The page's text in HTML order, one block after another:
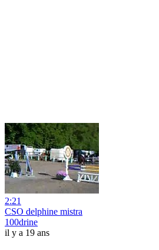
2:21
CSO delphine mistra
100drine
il y a 19 ans